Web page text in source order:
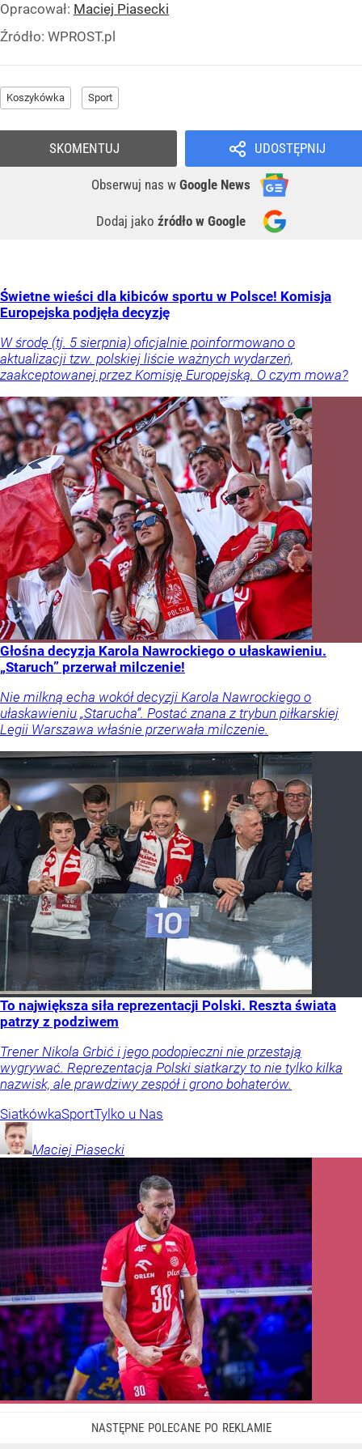
Opracował: Maciej Piasecki
Źródło: WPROST.pl
Koszykówka Sport
UDOSTĘPNIJ
Obserwuj nas w Google News
Dodaj jako źródło w Google
SKOMENTUJ
Świetne wieści dla kibiców sportu w Polsce! Komisja
Europejska podjęła decyzję
W środę (tj. 5 sierpnia) oficjalnie poinformowano o
aktualizacji tzw. polskiej liście ważnych wydarzeń,
zaakceptowanej przez Komisję Europejską. O czym mowa?
Głośna decyzja Karola Nawrockiego o ułaskawieniu.
„Staruch” przerwał milczenie!
Nie milkną echa wokół decyzji Karola Nawrockiego o
ułaskawieniu „Starucha”. Postać znana z trybun piłkarskiej
Legii Warszawa właśnie przerwała milczenie.
To największa siła reprezentacji Polski. Reszta świata
patrzy z podziwem
Trener Nikola Grbić i jego podopieczni nie przestają
wygrywać. Reprezentacja Polski siatkarzy to nie tylko kilka
nazwisk, ale prawdziwy zespół i grono bohaterów.
SiatkówkaSportTylko u Nas
Maciej Piasecki